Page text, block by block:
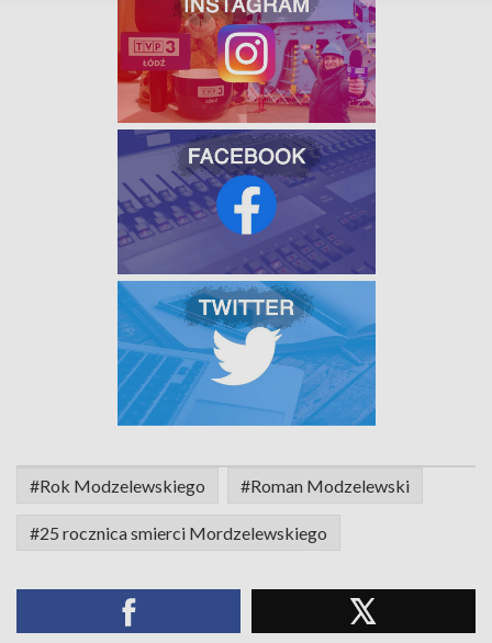
#Rok Modzelewskiego #Roman Modzelewski
#25 rocznica smierci Mordzelewskiego